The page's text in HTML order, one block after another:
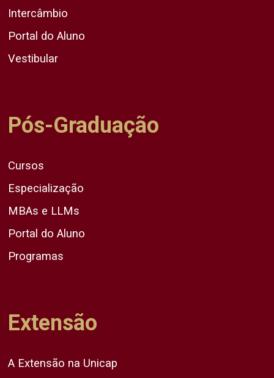
Intercâmbio
Portal do Aluno
Vestibular
Pós-Graduação
Cursos
Especialização
MBAs e LLMs
Portal do Aluno
Programas
Extensão
A Extensão na Unicap